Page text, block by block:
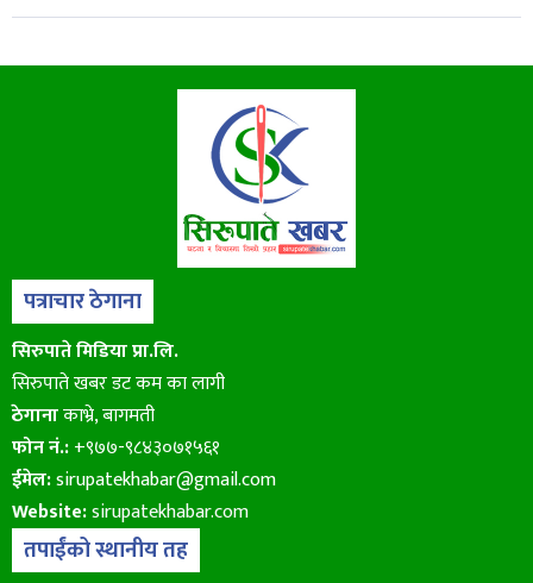
पत्राचार ठेगाना
सिरुपाते मिडिया प्रा.लि.
सिरुपाते खबर डट कम का लागी
ठेगानाकाभ्रे, बागमती
फोन नं.:+९७७-९८४३०७१५६१
ईमेल:sirupatekhabar@gmail.com
Website:sirupatekhabar.com
तपाईंको स्थानीय तह